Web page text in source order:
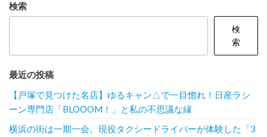
検索
検
索
最近の投稿
【戸塚で見つけた名店】ゆるキャン△で一目惚れ！日産ラシ
ーン専門店「BLOOOM！」と私の不思議な縁
横浜の街は一期一会。現役タクシードライバーが体験した「3